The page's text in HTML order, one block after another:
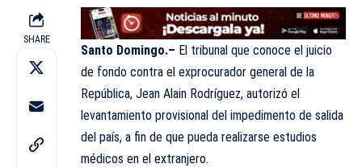
SHARE
Santo Domingo.– El tribunal que conoce el juicio
de fondo contra el exprocurador general de la
República, Jean Alain Rodríguez, autorizó el
levantamiento provisional del impedimento de salida
del país, a fin de que pueda realizarse estudios
médicos en el extranjero.